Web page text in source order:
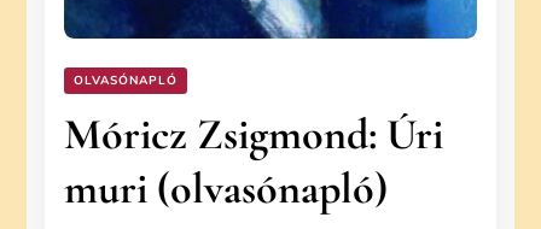
OLVASÓNAPLÓ
Móricz Zsigmond: Úri
muri (olvasónapló)